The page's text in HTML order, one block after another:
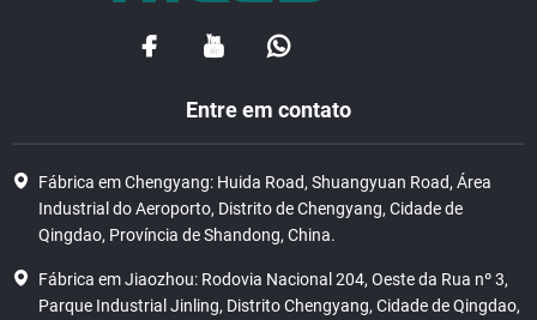
Entre em contato
Fábrica em Chengyang: Huida Road, Shuangyuan Road, Área
Industrial do Aeroporto, Distrito de Chengyang, Cidade de
Qingdao, Província de Shandong, China.
Fábrica em Jiaozhou: Rodovia Nacional 204, Oeste da Rua nº 3,
Parque Industrial Jinling, Distrito Chengyang, Cidade de Qingdao,